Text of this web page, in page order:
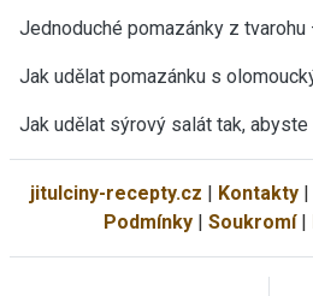
Jednoduché pomazánky z
Jak udělat pomazánku s
Jak udělat sýrový salát tak,
jitulciny-recepty.cz | Kontakty |
Podmínky| Soukromí|